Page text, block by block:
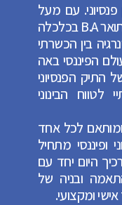
פנסיוני. עם מעל
ל-10 שנות ניסיון בשוק ההון, בוגר תואר B.A בכלכלה
בין הכשרתי
הפיננסי באה
התיק הפנסיוני
לטווח הבינוני
לכל אחד
ופיננסי מתחיל
היום יחד עם
ובניה של
ומקצועי.